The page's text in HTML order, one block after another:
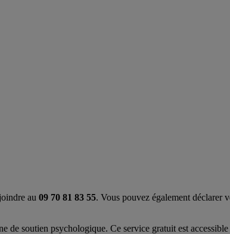
au 09 70 81 83 55. Vous pouvez également déclarer
soutien psychologique. Ce service gratuit est